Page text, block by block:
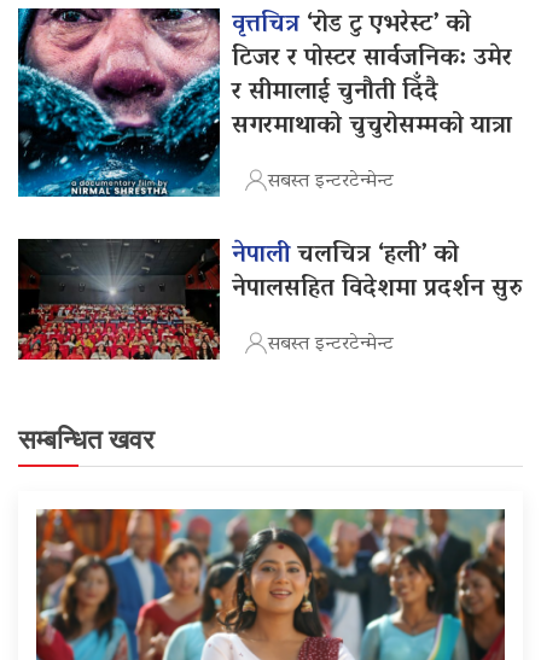
वृत्तचित्र‘रोड टु एभरेस्ट’ को
टिजर र पोस्टर सार्वजनिक: उमेर
र सीमालाई चुनौती दिँदै
सगरमाथाको चुचुरोसम्मको यात्रा
सबस्त इन्टरटेन्मेन्ट
नेपालीचलचित्र ‘हली’ को
नेपालसहित विदेशमा प्रदर्शन सुरु
सबस्त इन्टरटेन्मेन्ट
सम्बन्धित खवर